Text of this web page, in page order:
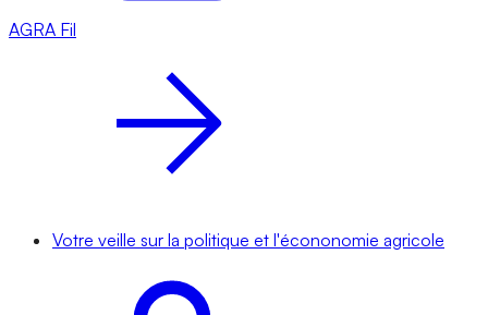
AGRA Fil
Votre veille sur la politique et l'écononomie agricole